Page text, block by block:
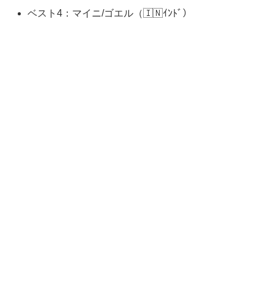
ベスト4：マイニ/ゴエル（🇮🇳ｲﾝﾄﾞ）